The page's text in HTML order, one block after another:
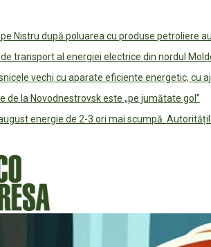
Nistru după poluarea cu produse petroliere
transport al energiei electrice din nordul
vechi cu aparate eficiente energetic, cu
de la Novodnestrovsk este „pe jumătate gol”
energie de 2-3 ori mai scumpă.